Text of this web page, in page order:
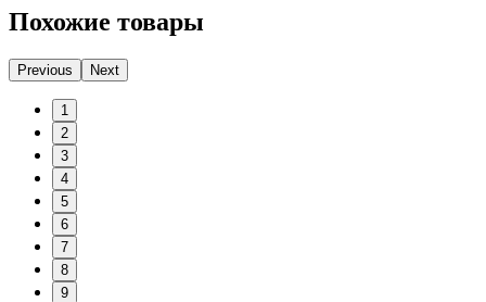
Похожие товары
Previous Next
1
2
3
4
5
6
7
8
9